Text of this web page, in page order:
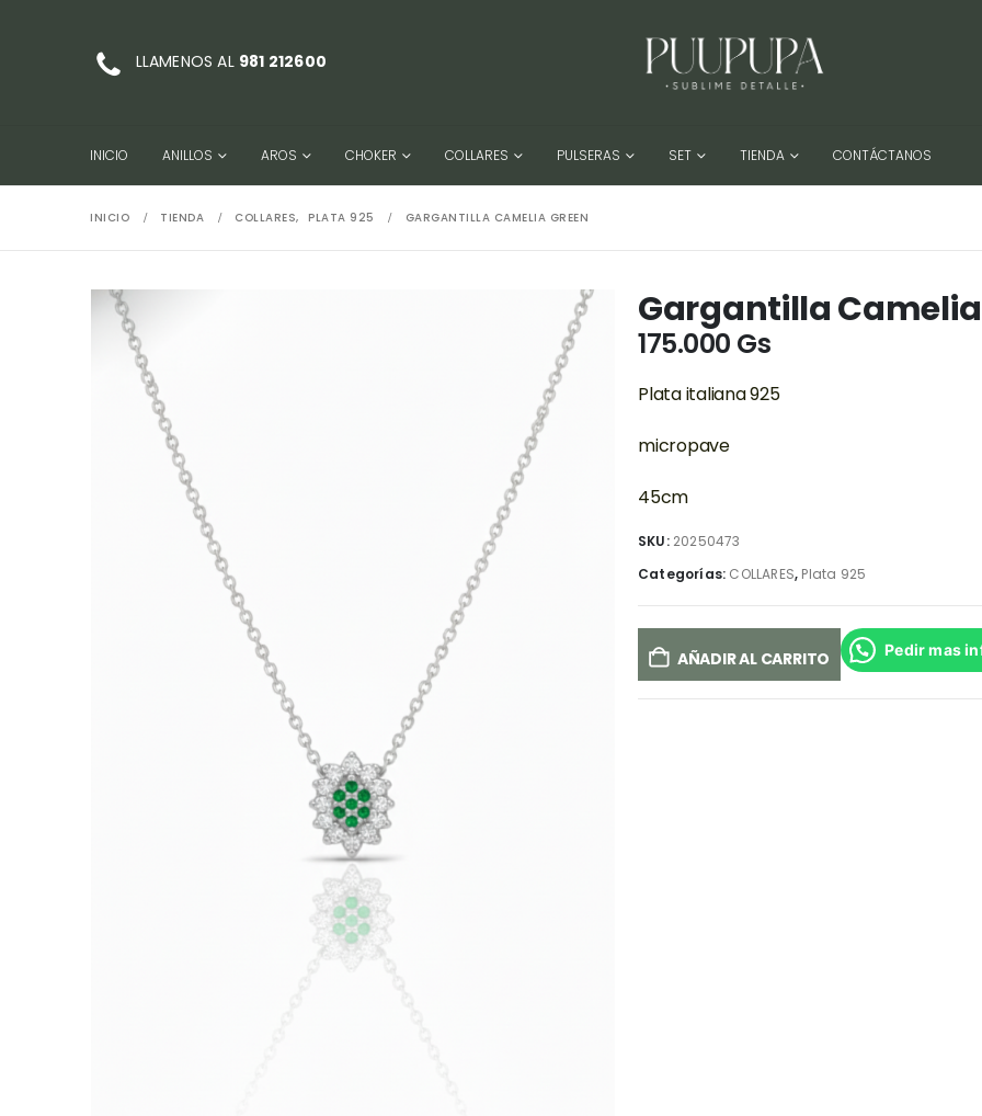
LLAMENOS AL 981 212600
INICIO ANILLOS AROS CHOKER COLLARES PULSERAS SET TIENDA CONTÁCTANOS
INICIO TIENDA COLLARES, PLATA 925 GARGANTILLA CAMELIA GREEN
Gargantilla Camelia
175.000 Gs
Plata italiana 925
micropave
45cm
SKU: 20250473
Categorías: COLLARES, Plata 925
AÑADIR AL CARRITO Pedir mas